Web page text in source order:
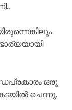
ഒരു
ചെന്നു.